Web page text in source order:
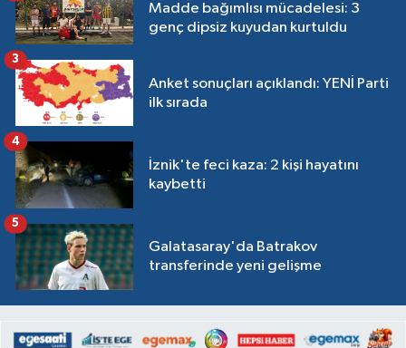
Madde bağımlısı mücadelesi: 3
genç dipsiz kuyudan kurtuldu
Anket sonuçları açıklandı: YENİ Parti
ilk sırada
3
İznik'te feci kaza: 2 kişi hayatını
kaybetti
4
Galatasaray'da Batrakov
transferinde yeni gelişme
5